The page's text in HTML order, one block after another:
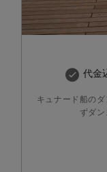
代金
キュナード船の
ずダン